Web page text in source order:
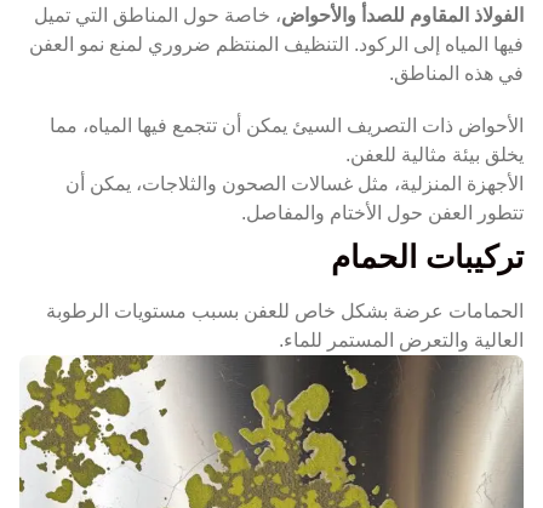
الفولاذ المقاوم للصدأ والأحواض ، خاصة حول المناطق التي تميل
فيها المياه إلى الركود. التنظيف المنتظم ضروري لمنع نمو العفن
في هذه المناطق.
الأحواض ذات التصريف السيئ يمكن أن تتجمع فيها المياه، مما
يخلق بيئة مثالية للعفن.
الأجهزة المنزلية، مثل غسالات الصحون والثلاجات، يمكن أن
تتطور العفن حول الأختام والمفاصل.
تركيبات الحمام
الحمامات عرضة بشكل خاص للعفن بسبب مستويات الرطوبة
العالية والتعرض المستمر للماء.